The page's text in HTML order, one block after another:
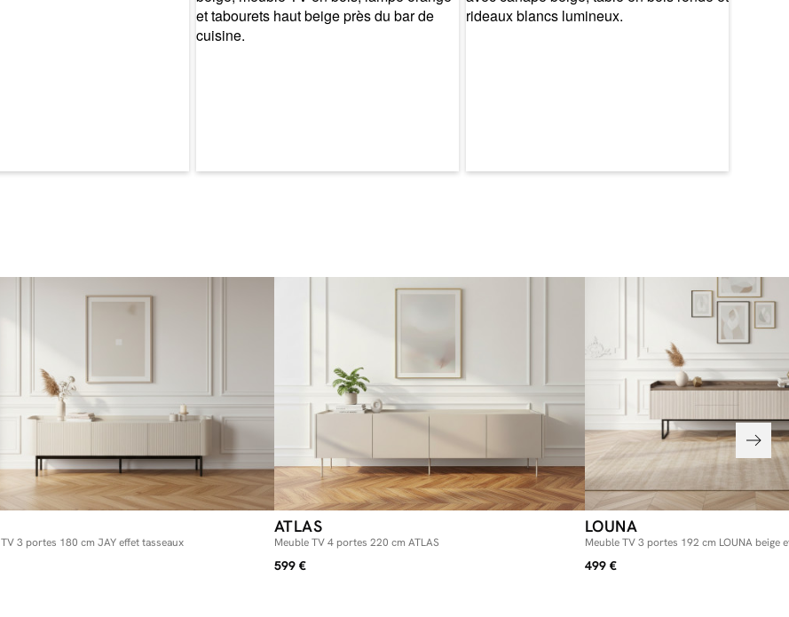
* Assurez-vous que les colis passent bien dans vos portes et escaliers en vous
référant aux dimensions mentionnées sur la fiche produit.
3 portes 180 cm JAY effet tasseaux
ATLAS
Meuble TV 4 portes 220 cm ATLAS
599 €
LOUNA
Meuble TV 3 portes 192 cm LOUNA beige
499 €